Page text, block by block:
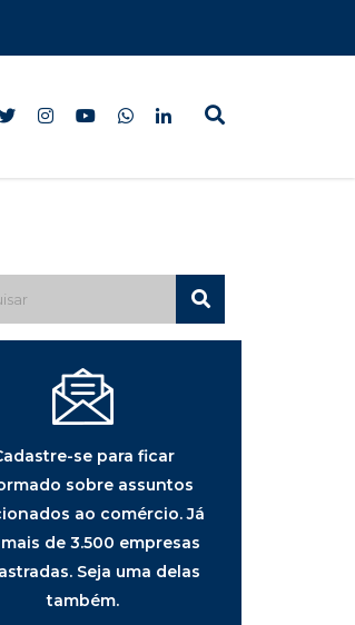
se para ficar
sobre assuntos
ao comércio. Já
de 3.500 empresas
Seja uma delas
também.